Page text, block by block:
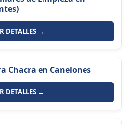
DETALLES →
Chacra en Canelones
DETALLES →